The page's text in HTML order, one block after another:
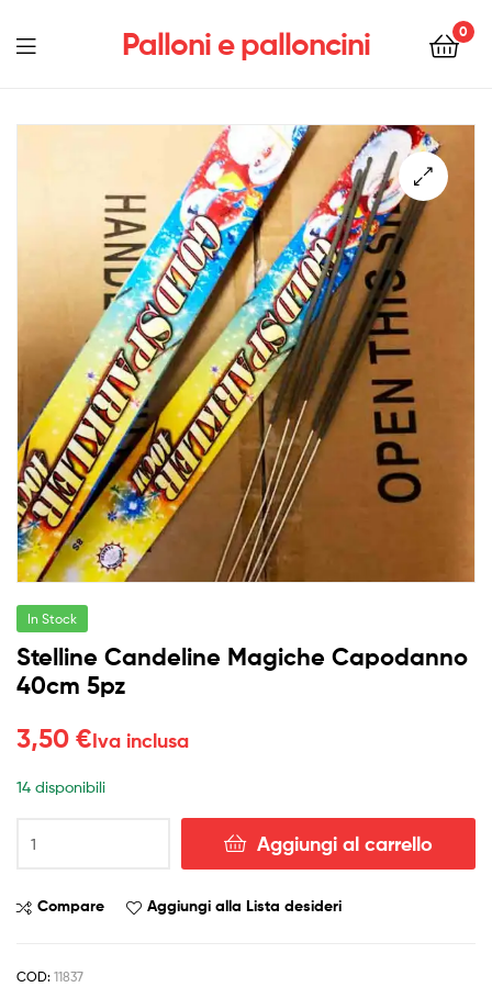
Palloni e palloncini 0
Menu
In Stock
Stelline Candeline Magiche Capodanno
40cm 5pz
3,50 €Iva inclusa
14 disponibili
Candeline
Capodanno
quantità
Aggiungi al carrello
Compare Aggiungi alla Lista desideri
COD: 11837